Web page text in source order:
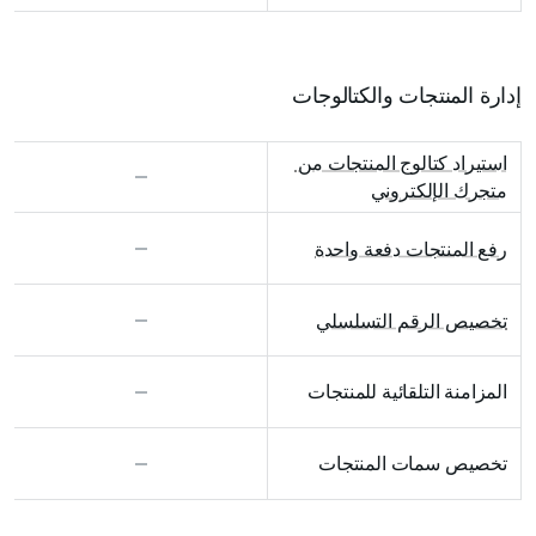
إدارة المنتجات والكتالوجات
متجرك الإلكتروني
رفع المنتجات دفعة واحدة
تخصيص الرقم التسلسلي
المزامنة التلقائية للمنتجات
تخصيص سمات المنتجات